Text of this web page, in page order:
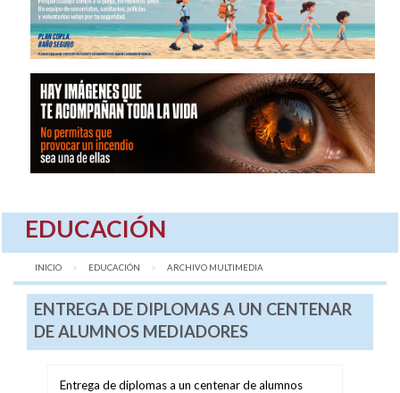
EDUCACIÓN
INICIO EDUCACIÓN AQUÍ:
ARCHIVO MULTIMEDIA
ENTREGA DE DIPLOMAS A UN CENTENAR
DE ALUMNOS MEDIADORES
Entrega de diplomas a un centenar de alumnos